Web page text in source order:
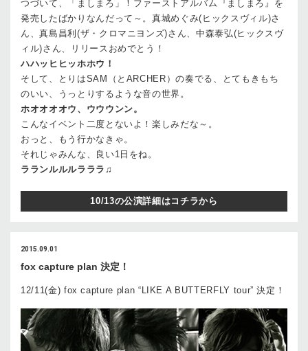
つづいて、「ましまろ」！ファーストアルバム『ましまろ』を
発売したばかりなんだって～。真城めぐみ(ヒックスヴィル)さ
ん、真島昌利(ザ・クロマニヨンズ)さん、中森泰弘(ヒックスヴ
ィル)さん、リリースおめでとう！
ハハッヒヒッホホウ！
そして、とりはSAM（とARCHER）の奏でる、とてもきもち
のいい、うっとりするような音の世界。
ホオオオオウ、ウウウンン。
こんなイベント二度とないよ！楽しみだな～。
おっと、もう行かなきゃ。
それじゃみんな、良い1日をね。
ラランルルルラララ♫
10/13の公演詳細はコチラから
2015.09.01
fox capture plan 決定！
12/11(金) fox capture plan “LIKE A BUTTERFLY tour” 決定！